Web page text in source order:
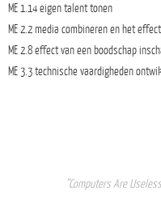
ME 1.14 eigen talent tonen
ME 2.2 media combineren en het
ME 2.8 effect van een boodschap
ME 3.3 technische vaardigheden
“Computers Are